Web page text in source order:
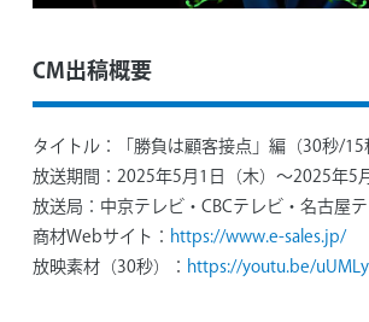
CM出稿概要
タイトル：
「勝負は顧客接点」編（30秒/15
放送期間： 2025年5月1日（木）～2025年5
放送局： 中京テレビ・CBCテレビ・名古屋
商材Webサイト： https://www.e-sales.jp/
放映素材（30秒）： https://youtu.be/